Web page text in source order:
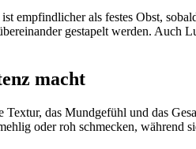
als festes Obst,
gestapelt werden.
macht
das Mundgefühl und das
oder roh schmecken,